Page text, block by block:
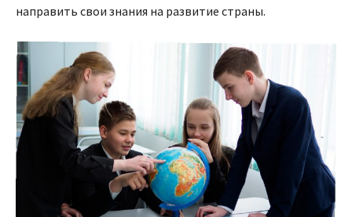
направить свои знания на развитие страны.